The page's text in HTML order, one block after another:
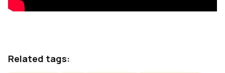
Related tags: